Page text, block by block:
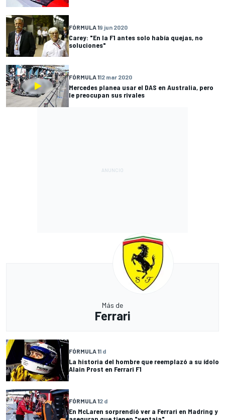
FÓRMULA 19 jun 2020
Carey: "En la F1 antes solo había quejas, no
soluciones"
FÓRMULA 112 mar 2020
Mercedes planea usar el DAS en Australia, pero
le preocupan sus rivales
Más de
Ferrari
FÓRMULA 11 d
La historia del hombre que reemplazó a su ídolo
Alain Prost en Ferrari F1
FÓRMULA 12 d
En McLaren sorprendió ver a Ferrari en Madring y